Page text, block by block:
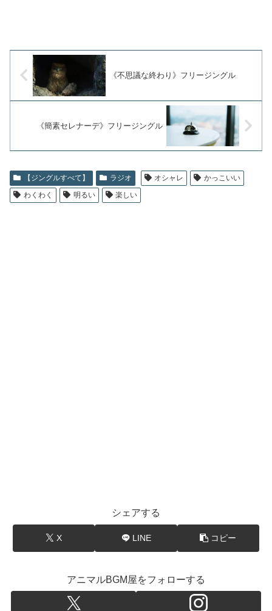
《不思議な終わり》フリージングル
《簡素セレナーデ》フリージングル
【ジングルすべて】 ラジオ オシャレ
かっこいい
わくわく
明るい 楽しい
シェアする
X LINE コピー
アニマルBGM屋をフォローする